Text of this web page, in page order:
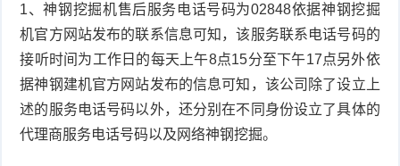
1、神钢挖掘机售后服务电话号码为02848依据神钢挖掘
机官方网站发布的联系信息可知，该服务联系电话号码的
接听时间为工作日的每天上午8点15分至下午17点另外依
据神钢建机官方网站发布的信息可知，该公司除了设立上
述的服务电话号码以外，还分别在不同身份设立了具体的
代理商服务电话号码以及网络神钢挖掘。